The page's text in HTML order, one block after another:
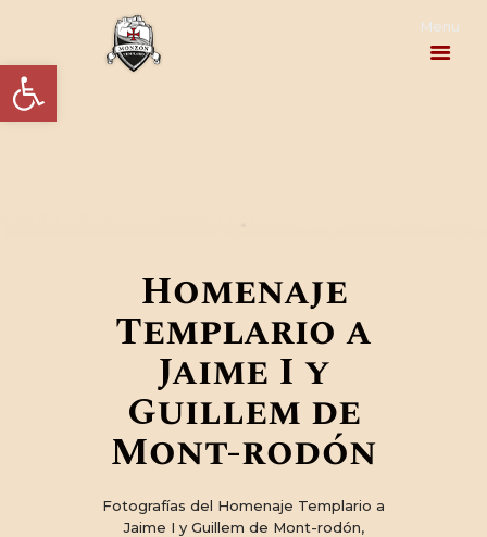
Abrir barra de herramientas
LA HISTORIA
INFORMACIÓN
PRÁCTICA
CONTACTO
Homenaje
Templario a
Jaime I y
Guillem de
Mont-rodón
Fotografías del Homenaje Templario a
Jaime I y Guillem de Mont-rodón,